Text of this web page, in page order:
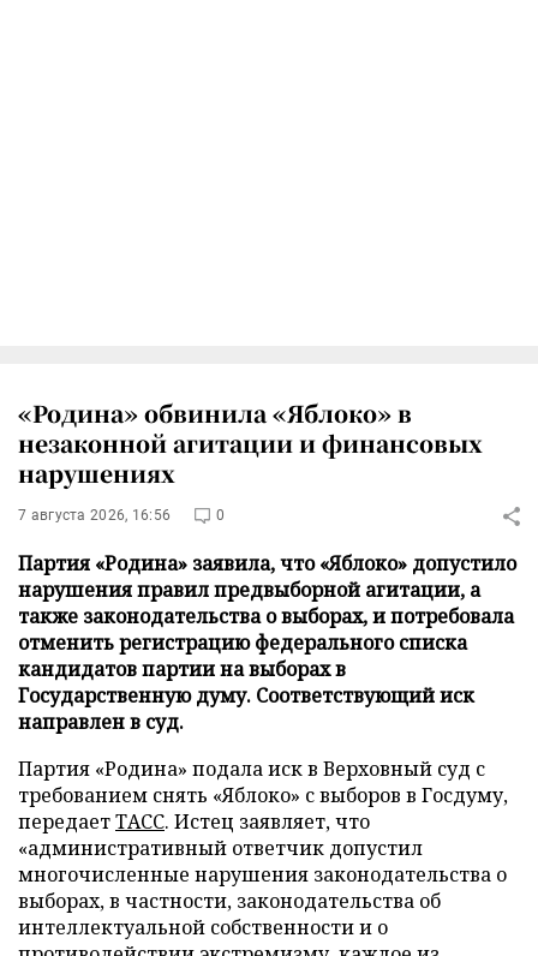
«Родина» обвинила «Яблоко» в
незаконной агитации и финансовых
нарушениях
7 августа 2026, 16:56 0
Партия «Родина» заявила, что «Яблоко» допустило
нарушения правил предвыборной агитации, а
также законодательства о выборах, и потребовала
отменить регистрацию федерального списка
кандидатов партии на выборах в
Государственную думу. Соответствующий иск
направлен в суд.
Партия «Родина» подала иск в Верховный суд с
требованием снять «Яблоко» с выборов в Госдуму,
передаетТАСС. Истец заявляет, что
«административный ответчик допустил
многочисленные нарушения законодательства о
выборах, в частности, законодательства об
интеллектуальной собственности и о